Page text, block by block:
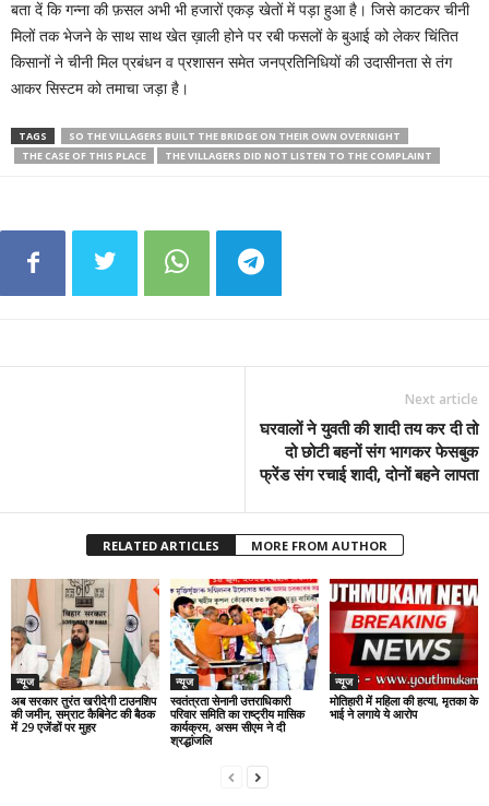
बता दें कि गन्ना की फ़सल अभी भी हजारों एकड़ खेतों में पड़ा हुआ है। जिसे काटकर चीनी
मिलों तक भेजने के साथ साथ खेत ख़ाली होने पर रबी फसलों के बुआई को लेकर चिंतित
किसानों ने चीनी मिल प्रबंधन व प्रशासन समेत जनप्रतिनिधियों की उदासीनता से तंग
आकर सिस्टम को तमाचा जड़ा है।
TAGS
SO THE VILLAGERS BUILT THE BRIDGE ON THEIR OWN OVERNIGHT
THE CASE OF THIS PLACE
THE VILLAGERS DID NOT LISTEN TO THE COMPLAINT
Next article
घरवालों ने युवती की शादी तय कर दी तो
दो छोटी बहनों संग भागकर फेसबुक
फ्रेंड संग रचाई शादी, दोनों बहने लापता
RELATED ARTICLES MORE FROM AUTHOR
न्यूज
अब सरकार तुरंत खरीदेगी टाउनशिप
की जमीन, सम्राट कैबिनेट की बैठक
में 29 एजेंडों पर मुहर
न्यूज
स्वतंत्रता सेनानी उत्तराधिकारी
परिवार समिति का राष्ट्रीय मासिक
कार्यक्रम, असम सीएम ने दी
श्रद्धांजलि
न्यूज
मोतिहारी में महिला की हत्या, मृतका के
भाई ने लगाये ये आरोप